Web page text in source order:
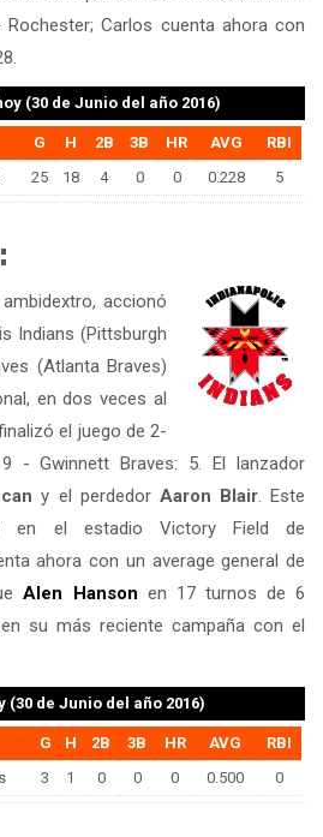
Carlos cuenta ahora con
(30 de Junio del año 2016)
G H 2B 3B HR AVG
RBI
25 18 4 0 0 0.228 5
:
accionó
Indians (Pittsburgh
(Atlanta Braves)
en dos veces al
el juego de 2-
- Gwinnett Braves: 5. El lanzador
y el perdedor Aaron Blair. Este
en el estadio Victory Field de
ahora con un average general de
Alen Hanson en 17 turnos de 6
su más reciente campaña con el
(30 de Junio del año 2016)
G H 2B 3B HR AVG
RBI
3 1 0 0 0 0.500 0